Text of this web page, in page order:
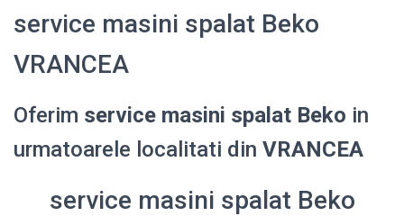
service masini spalat Beko
VRANCEA
Oferim service masini spalat Beko in
urmatoarele localitati din VRANCEA
service masini spalat Beko